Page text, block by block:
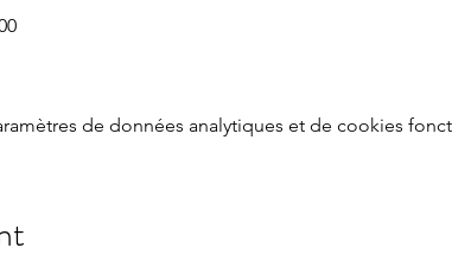
de données analytiques et de cookies